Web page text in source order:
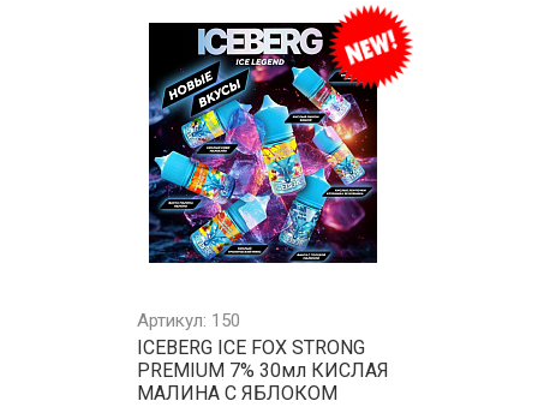
Артикул: 150
ICEBERG ICE FOX STRONG
PREMIUM 7% 30мл КИСЛАЯ
МАЛИНА С ЯБЛОКОМ